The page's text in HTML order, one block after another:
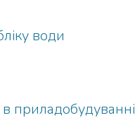
води
в приладобудуванні